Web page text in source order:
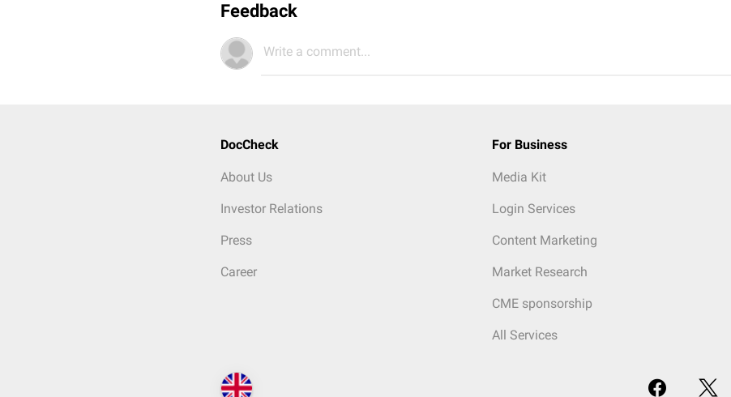
Feedback
Write a comment...
DocCheck
About Us
Investor Relations
Press
Career
For Business
Media Kit
Login Services
Content Marketing
Market Research
CME sponsorship
All Services